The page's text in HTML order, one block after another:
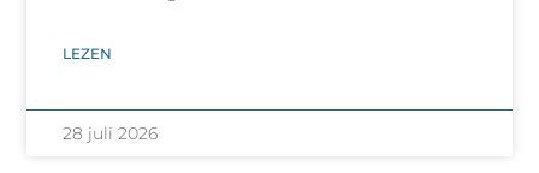
LEZEN
28 juli 2026